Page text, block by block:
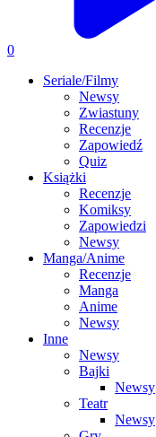
0
Seriale/Filmy
Newsy
Zwiastuny
Recenzje
Zapowiedź
Quiz
Książki
Recenzje
Komiksy
Zapowiedzi
Newsy
Manga/Anime
Recenzje
Manga
Anime
Newsy
Inne
Newsy
Bajki
Newsy
Teatr
Newsy